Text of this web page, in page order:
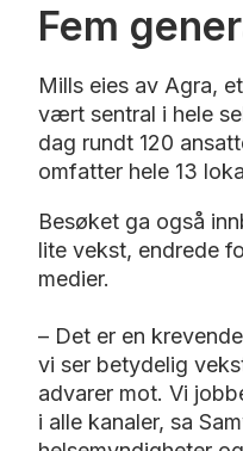
Fem
Mills eies av Agra,
vært sentral i hele
dag rundt 120
omfatter hele 13
Besøket ga også
lite vekst, endrede
medier.
– Det er en
vi ser betydelig
advarer mot. Vi
i alle kanaler, sa